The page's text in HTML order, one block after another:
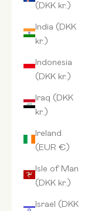
(DKK kr.)
India (DKK
kr.)
Indonesia
(DKK kr.)
Iraq (DKK
kr.)
Ireland
(EUR €)
Isle of Man
(DKK kr.)
Israel (DKK